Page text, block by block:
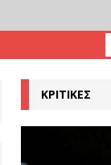
ΚΡΙΤΙΚΕΣ